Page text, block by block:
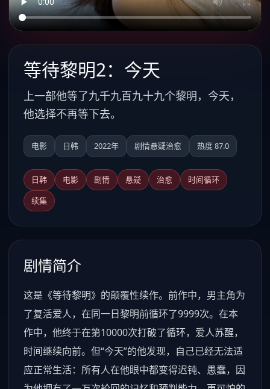
等待黎明2：今天
上一部他等了九千九百九十九个黎明，今天，
他选择不再等下去。
电影 日韩 2022年 剧情悬疑治愈 热度 87.0
日韩 电影 剧情 悬疑 治愈
时间循环
续集
剧情简介
这是《等待黎明》的颠覆性续作。前作中，男主角为
了复活爱人，在同一日黎明前循环了9999次。在本
作中，他终于在第10000次打破了循环，爱人苏醒，
时间继续向前。但“今天”的他发现，自己已经无法适
应正常生活：所有人在他眼中都变得迟钝、愚蠢，因